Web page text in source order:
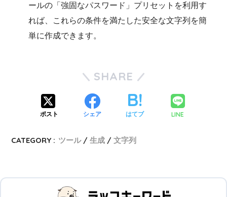
ールの「強固なパスワード」プリセットを利用す
れば、これらの条件を満たした安全な文字列を簡
単に作成できます。
SHARE
ポスト シェア はてブ LINE
CATEGORY : ツール 生成 文字列